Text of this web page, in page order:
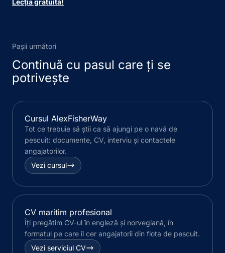
Lecția gratuită!
Pașii următori
Continuă cu pasul care ți se
potrivește
Cursul AlexFisherWay
Tot ce trebuie să știi ca să ajungi pe o navă de
pescuit: documente, CV, interviu și contactele
angajatorilor.
Vezi cursul
CV maritim profesional
Îți pregătim CV-ul în engleză și norvegiană, în
formatul pe care îl cer angajatorii din flota de pescuit.
Vezi serviciul CV